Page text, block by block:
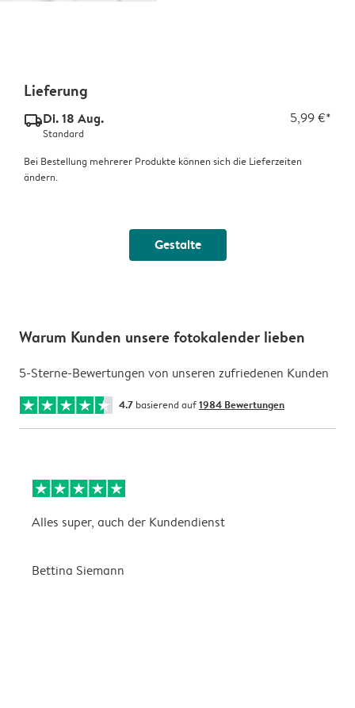
Lieferung
delivery_standard_v2Di. 18 Aug. 5,99 €*
Standard
Bei Bestellung mehrerer Produkte können sich die Lieferzeiten
ändern.
Gestalte
Warum Kunden unsere fotokalender lieben
5-Sterne-Bewertungen von unseren zufriedenen Kunden
4.7 basierend auf1984 Bewertungen
Alles super, auch der Kundendienst
Bettina Siemann